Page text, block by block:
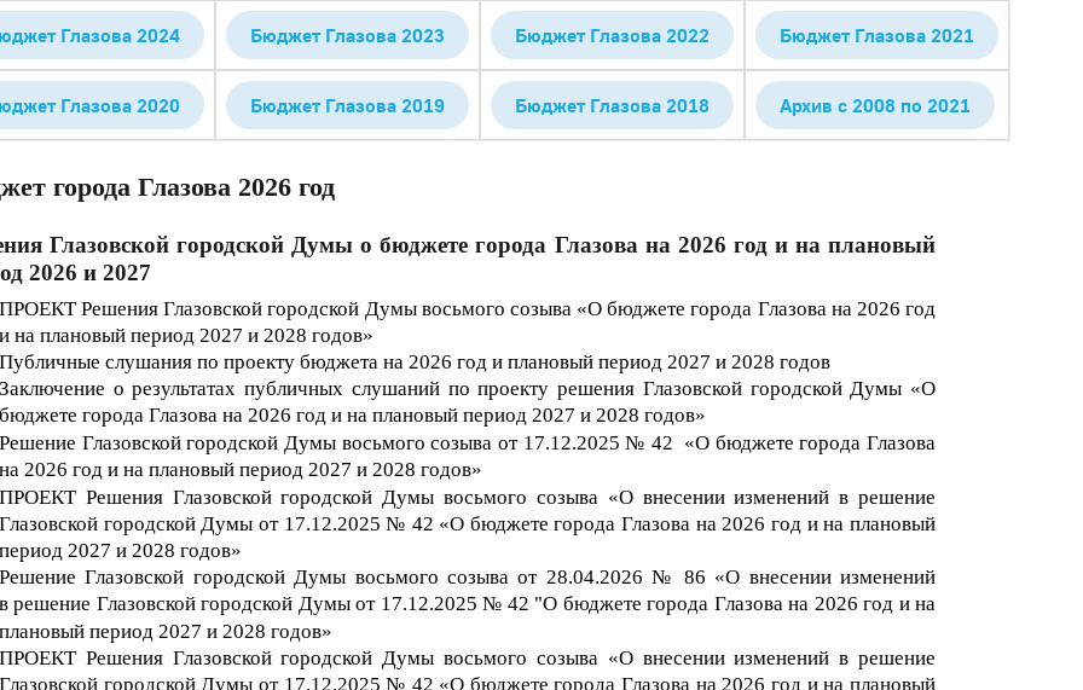
Глазова 2024 Бюджет Глазова 2023 Бюджет Глазова 2022 Бюджет Глазова 2021
Глазова 2020 Бюджет Глазова 2019 Бюджет Глазова 2018 Архив с 2008 по 2021
города Глазова 2026 год
Глазовской городской Думы о бюджете города Глазова на 2026 год и на плановый
2026 и 2027
ПРОЕКТ Решения Глазовской городской Думы восьмого созыва «О бюджете города Глазова на 2026 год
и на плановый период 2027 и 2028 годов»
Публичные слушания по проекту бюджета на 2026 год и плановый период 2027 и 2028 годов
Заключение о результатах публичных слушаний по проекту решения Глазовской городской Думы «О
бюджете города Глазова на 2026 год и на плановый период 2027 и 2028 годов»
Решение Глазовской городской Думы восьмого созыва от 17.12.2025 № 42 «О бюджете города Глазова
на 2026 год и на плановый период 2027 и 2028 годов»
ПРОЕКТ Решения Глазовской городской Думы восьмого созыва «О внесении изменений в решение
Глазовской городской Думы от 17.12.2025 № 42 «О бюджете города Глазова на 2026 год и на плановый
период 2027 и 2028 годов»
Решение Глазовской городской Думы восьмого созыва от 28.04.2026 № 86 «О внесении изменений
врешение Глазовской городской Думы от 17.12.2025 №42 "О бюджете города Глазова на 2026 год и на
плановый период 2027 и 2028 годов»
ПРОЕКТ Решения Глазовской городской Думы восьмого созыва «О внесении изменений в решение
Глазовской городской Думы от 17.12.2025 № 42 «О бюджете города Глазова на 2026 год и на плановый